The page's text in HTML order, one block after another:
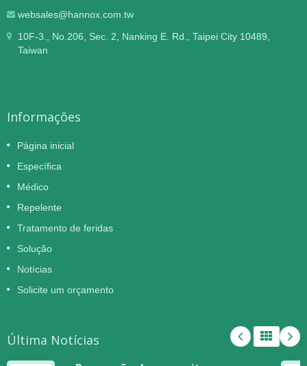
websales@hannox.com.tw
10F-3., No.206, Sec. 2, Nanking E. Rd., Taipei City 10489,
Taiwan
Informações
Página inicial
Específica
Médico
Repelente
Tratamento de feridas
Solução
Notícias
Solicite um orçamento
Última Notícias